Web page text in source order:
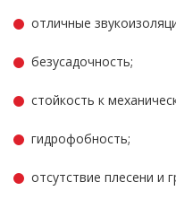
отличные
безусадочность;
стойкость к
гидрофобность;
отсутствие плесени и